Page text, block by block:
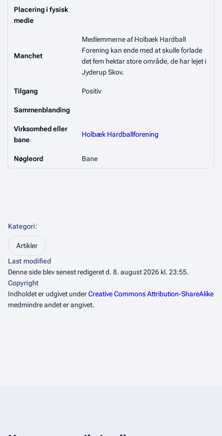
Placering i fysisk
medie
Manchet
Medlemmerne af Holbæk Hardball
Forening kan ende med at skulle forlade
det fem hektar store område, de har lejet i
Jyderup Skov.
Tilgang Positiv
Sammenblanding
Virksomhed eller
bane
Holbæk Hardballforening
Nøgleord Bane
Kategori:
Artikler
Last modified
Denne side blev senest redigeret d. 8. august 2026 kl. 23:55.
Copyright
Indholdet er udgivet underCreative Commons Attribution-ShareAlike
medmindre andet er angivet.